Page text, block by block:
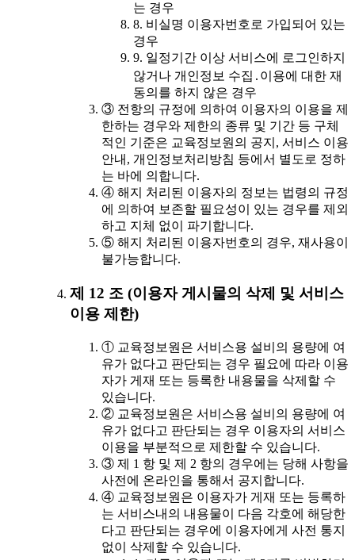
는 경우
8. 비실명 이용자번호로 가입되어 있는
경우
9. 일정기간 이상 서비스에 로그인하지
않거나 개인정보 수집․이용에 대한 재
동의를 하지 않은 경우
③ 전항의 규정에 의하여 이용자의 이용을 제
한하는 경우와 제한의 종류 및 기간 등 구체
적인 기준은 교육정보원의 공지, 서비스 이용
안내, 개인정보처리방침 등에서 별도로 정하
는 바에 의합니다.
④ 해지 처리된 이용자의 정보는 법령의 규정
에 의하여 보존할 필요성이 있는 경우를 제외
하고 지체 없이 파기합니다.
⑤ 해지 처리된 이용자번호의 경우, 재사용이
불가능합니다.
제 12 조 (이용자 게시물의 삭제 및 서비스
이용 제한)
① 교육정보원은 서비스용 설비의 용량에 여
유가 없다고 판단되는 경우 필요에 따라 이용
자가 게재 또는 등록한 내용물을 삭제할 수
있습니다.
② 교육정보원은 서비스용 설비의 용량에 여
유가 없다고 판단되는 경우 이용자의 서비스
이용을 부분적으로 제한할 수 있습니다.
③ 제 1 항 및 제 2 항의 경우에는 당해 사항을
사전에 온라인을 통해서 공지합니다.
④ 교육정보원은 이용자가 게재 또는 등록하
는 서비스내의 내용물이 다음 각호에 해당한
다고 판단되는 경우에 이용자에게 사전 통지
없이 삭제할 수 있습니다.